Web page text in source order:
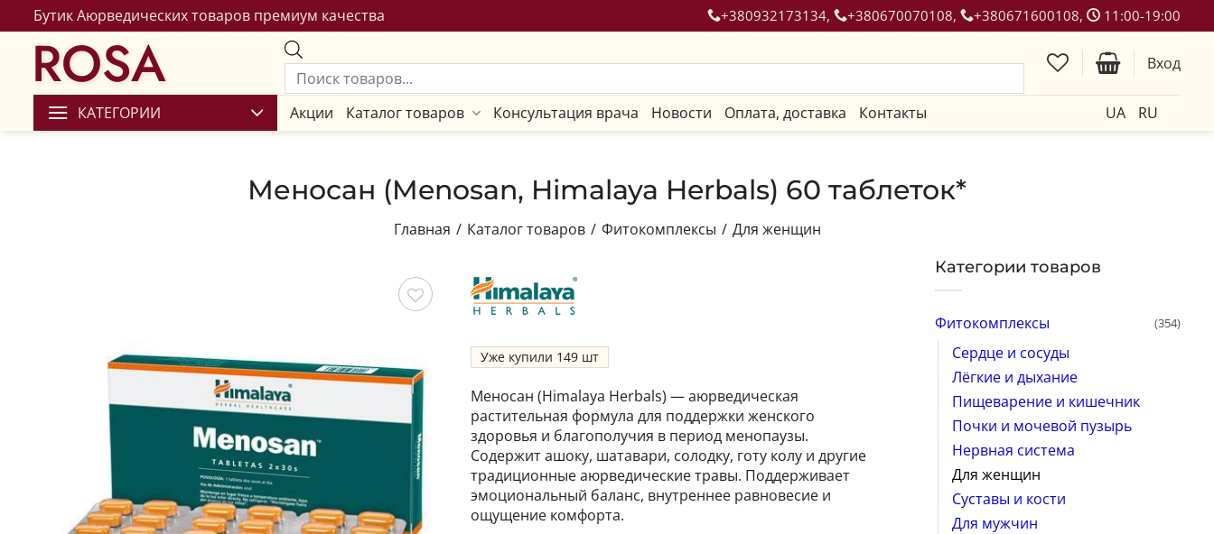
Бутик Аюрведических товаров премиум качества +380932173134, +380670070108, +380671600108, 11:00-19:00
ROSA Вход
КАТЕГОРИИ Акции Каталог товаров Консультация врача Новости Оплата, доставка Контакты UA RU
Меносан (Menosan, Himalaya Herbals) 60 таблеток*
Главная / Каталог товаров / Фитокомплексы / Для женщин
Категории товаров
Фитокомплексы (354)
Сердце и сосуды
Лёгкие и дыхание
Пищеварение и кишечник
Почки и мочевой пузырь
Нервная система
Для женщин
Суставы и кости
Для мужчин
Уже купили 149
Меносан (Himalaya Herbals) — аюрведическая
растительная формула для поддержки женского
здоровья и благополучия в период менопаузы.
Содержит ашоку, шатавари, солодку, готу колу и другие
традиционные аюрведические травы. Поддерживает
эмоциональный баланс, внутреннее равновесие и
ощущение комфорта.